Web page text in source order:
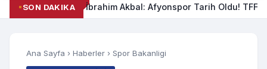
SON DAKIKA İbrahim Akbal: Afyonspor Tarih Oldu! TFF
Ana Sayfa › Haberler › Spor Bakanligi